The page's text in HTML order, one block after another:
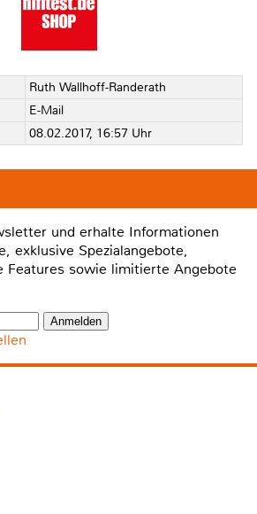
Ruth Wallhoff-Randerath
E-Mail
08.02.2017, 16:57 Uhr
und erhalte Informationen
exklusive Spezialangebote,
Features sowie limitierte Angebote